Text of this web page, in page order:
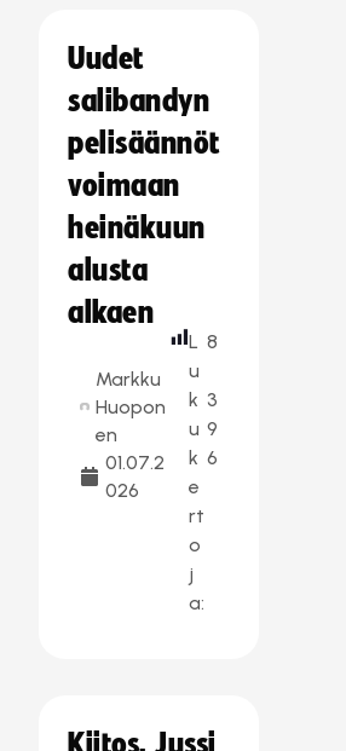
Uudet
salibandyn
pelisäännöt
voimaan
heinäkuun
alusta
alkaen
Markku
Huopon
en
01.07.2
026
L
u
k
u
k
e
rt
o
j
a:
8
3
9
6